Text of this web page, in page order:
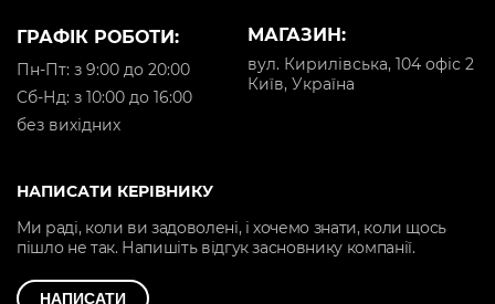
МАГАЗИН:
вул. Кирилівська, 104 офіс 2
Київ, Україна
ГРАФІК РОБОТИ:
Пн-Пт: з 9:00 до 20:00
Cб-Нд: з 10:00 до 16:00
без вихідних
НАПИСАТИ КЕРІВНИКУ
Ми раді, коли ви задоволені, і хочемо знати, коли щось
пішло не так. Напишіть відгук засновнику компанії.
НАПИСАТИ